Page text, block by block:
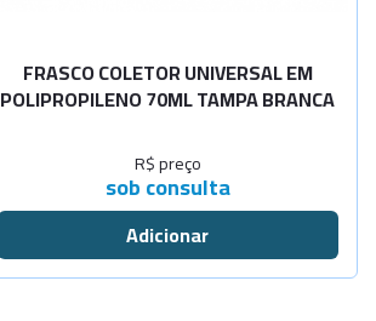
FRASCO COLETOR UNIVERSAL EM
POLIPROPILENO 70ML TAMPA BRANCA
R$ preço
sob consulta